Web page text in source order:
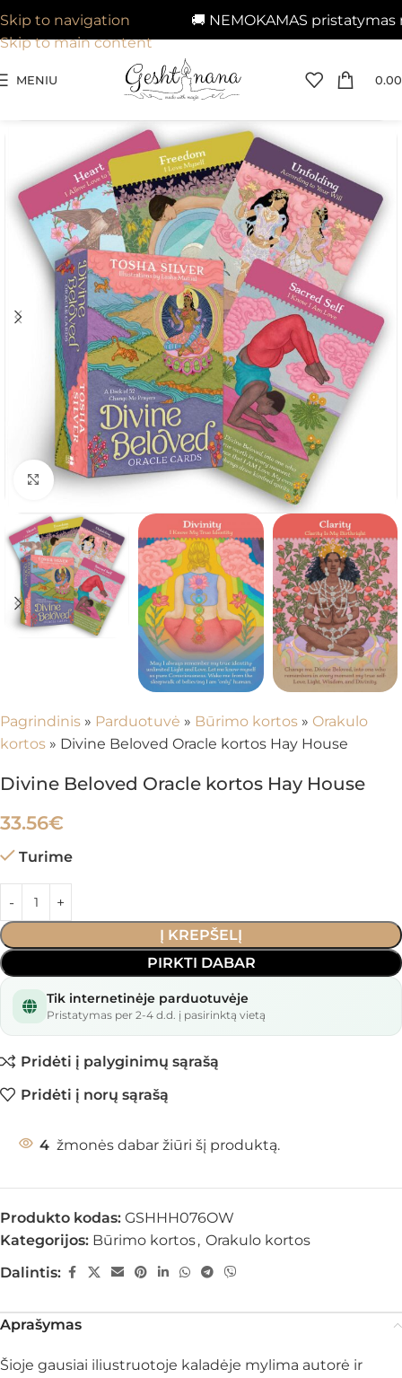
🚚 NEMOKAMAS pristatymas
Skip to navigation
Skip to main content
MENIU 0.00
Spustelėkite, kad padidintumėte
Pagrindinis » Parduotuvė » Būrimo kortos » Orakulo
kortos » Divine Beloved Oracle kortos Hay House
Divine Beloved Oracle kortos Hay House
33.56€
Turime
Į KREPŠELĮ
PIRKTI DABAR
Tik internetinėje parduotuvėje
Pristatymas per 2-4 d.d. į pasirinktą vietą
Pridėti į palyginimų sąrašą
Pridėti į norų sąrašą
4 žmonės dabar žiūri šį produktą.
Produkto kodas: GSHHH076OW
Kategorijos: Būrimo kortos, Orakulo kortos
Dalintis:
Aprašymas
Šioje gausiai iliustruotoje kaladėje mylima autorė ir